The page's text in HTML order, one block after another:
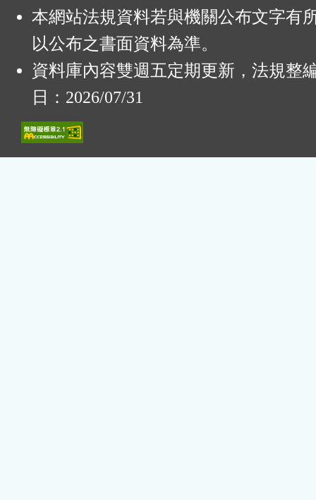
本網站法規資料若與機關公布文字有
以公布之書面資料為準。
資料庫內容雙週五定期更新，法規整
日：2026/07/31